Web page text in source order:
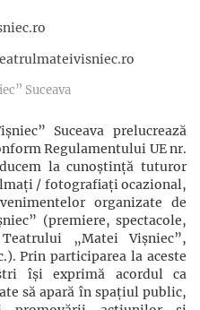
Suceava
Suceava prelucrează
Regulamentului UE nr.
la cunoștință tuturor
/ fotografiaţi ocazional,
organizate de
(premiere, spectacole,
„Matei Vișniec”,
Prin participarea la aceste
își exprimă acordul ca
să apară în spațiul public,